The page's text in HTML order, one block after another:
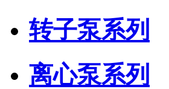
转子泵系列
离心泵系列